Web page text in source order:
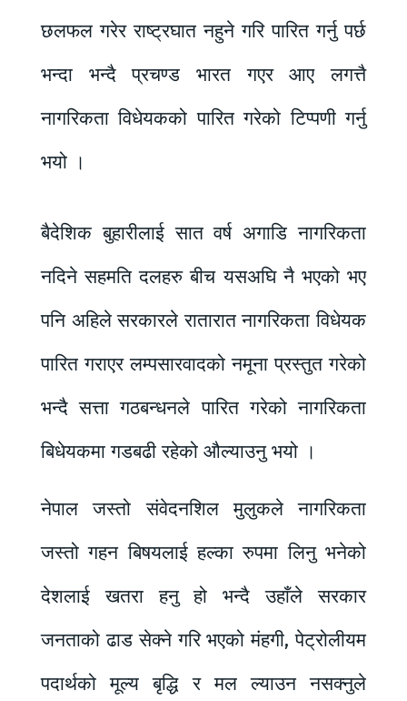
छलफल गरेर राष्ट्रघात नहुने गरि पारित गर्नु पर्छ
भन्दा भन्दै प्रचण्ड भारत गएर आए लगत्तै
नागरिकता विधेयकको पारित गरेको टिप्पणी गर्नु
भयो ।
बैदेशिक बुहारीलाई सात वर्ष अगाडि नागरिकता
नदिने सहमति दलहरु बीच यसअघि नै भएको भए
पनि अहिले सरकारले रातारात नागरिकता विधेयक
पारित गराएर लम्पसारवादको नमूना प्रस्तुत गरेको
भन्दै सत्ता गठबन्धनले पारित गरेको नागरिकता
बिधेयकमा गडबढी रहेको औल्याउनु भयो ।
नेपाल जस्तो संवेदनशिल मुलुकले नागरिकता
जस्तो गहन बिषयलाई हल्का रुपमा लिनु भनेको
देशलाई खतरा हनु हो भन्दै उहाँले सरकार
जनताको ढाड सेक्ने गरि भएको मंहगी, पेट्रोलीयम
पदार्थको मूल्य बृद्धि र मल ल्याउन नसक्नुले